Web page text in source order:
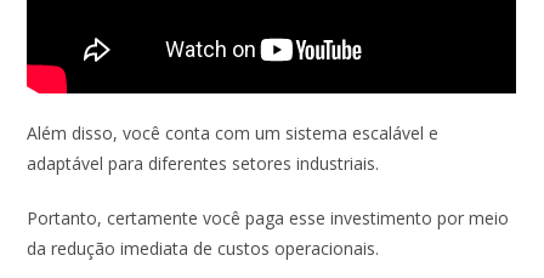
Além disso, você conta com um sistema escalável e
adaptável para diferentes setores industriais.
Portanto, certamente você paga esse investimento por meio
da redução imediata de custos operacionais.